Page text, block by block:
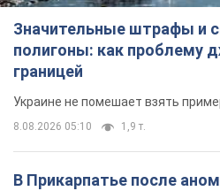
Значительные штрафы и
полигоны: как проблему
границей
Украине не помешает взять
8.08.2026 05:10 1,9 т.
В Прикарпатье после